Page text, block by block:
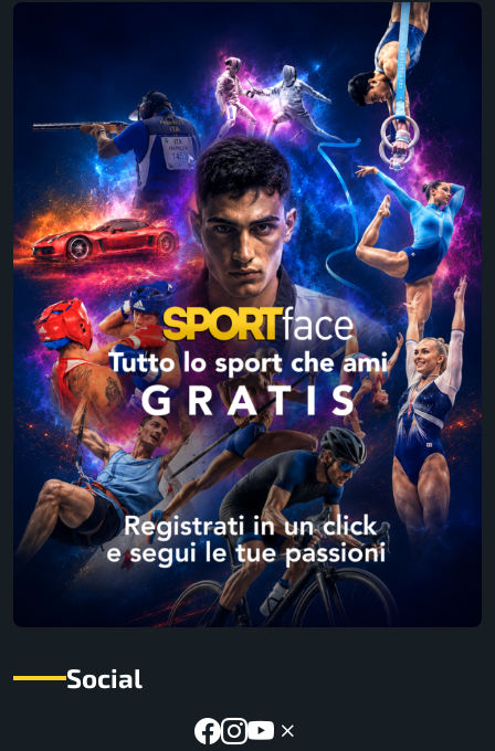
Social